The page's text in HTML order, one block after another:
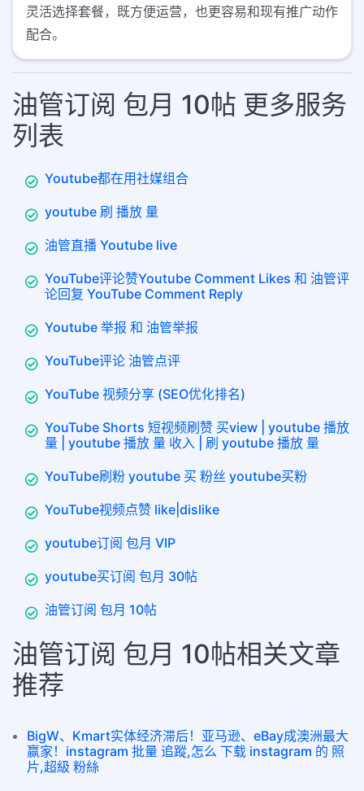
灵活选择套餐，既方便运营，也更容易和现有推广动作
配合。
油管订阅 包月 10帖 更多服务
列表
Youtube都在用社媒组合
youtube 刷 播放 量
油管直播 Youtube live
YouTube评论赞Youtube Comment Likes 和 油管评
论回复 YouTube Comment Reply
Youtube 举报 和 油管举报
YouTube评论 油管点评
YouTube 视频分享 (SEO优化排名)
YouTube Shorts 短视频刷赞 买view | youtube 播放
量 | youtube 播放 量 收入 | 刷 youtube 播放 量
YouTube刷粉 youtube 买 粉丝 youtube买粉
YouTube视频点赞 like|dislike
youtube订阅 包月 VIP
youtube买订阅 包月 30帖
油管订阅 包月 10帖
油管订阅 包月 10帖相关文章
推荐
BigW、Kmart实体经济滞后！亚马逊、eBay成澳洲最大
赢家！instagram 批量 追蹤,怎么 下载 instagram 的 照
片,超級 粉絲